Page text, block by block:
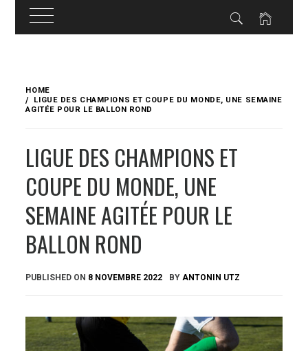
content
HOME
LIGUE DES CHAMPIONS ET COUPE DU MONDE, UNE SEMAINE
AGITÉE POUR LE BALLON ROND
LIGUE DES CHAMPIONS ET
COUPE DU MONDE, UNE
SEMAINE AGITÉE POUR LE
BALLON ROND
PUBLISHED ON 8 NOVEMBRE 2022 BY ANTONIN UTZ